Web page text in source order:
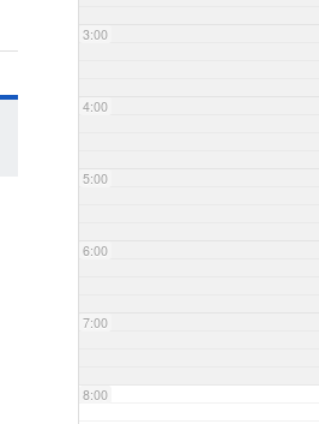
3:00
4:00
5:00
6:00
7:00
8:00